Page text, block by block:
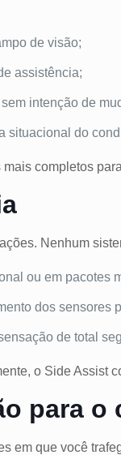
de visão;
assistência;
intenção de
situacional do
completos
Nenhum
ou em pacotes
dos sensores
de total
o Side Assist
para o
em que você